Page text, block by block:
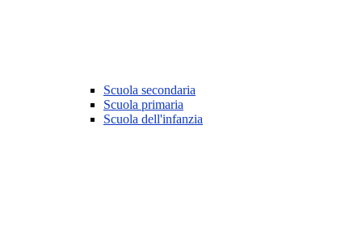
Scuola secondaria
Scuola primaria
Scuola dell'infanzia